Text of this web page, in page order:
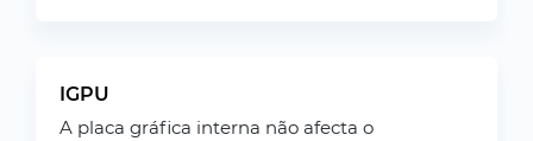
IGPU
A placa gráfica interna não afecta o